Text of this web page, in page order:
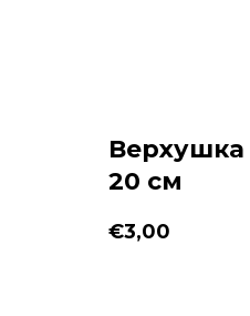
Верхушка
20 см
€3,00